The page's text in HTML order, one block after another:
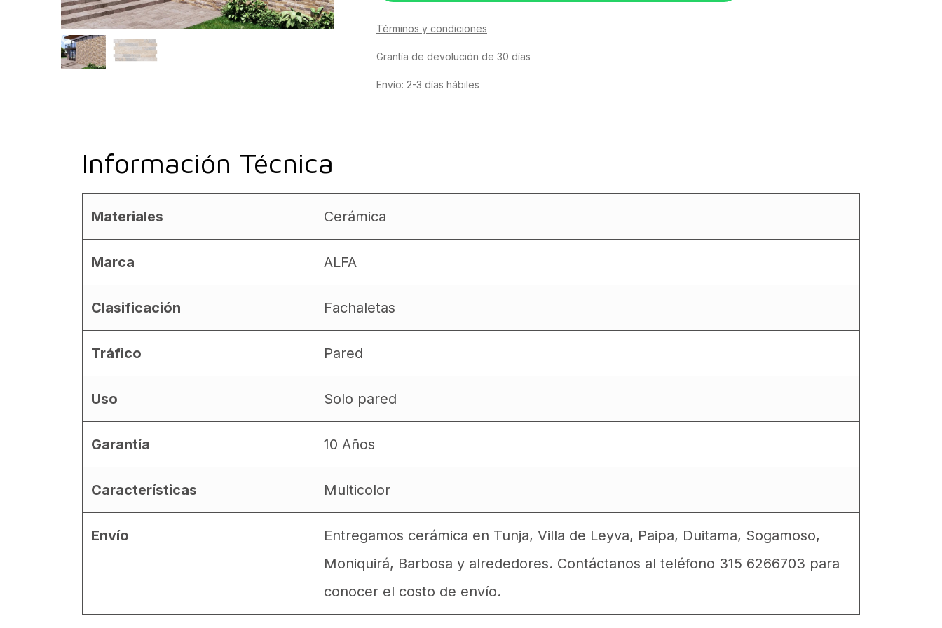
Términos y condiciones
Grantía de devolución de 30 días
Envío: 2-3 días hábiles
Información Técnica
Materiales Cerámica
Marca ALFA
Clasificación Fachaletas
Tráfico Pared
Uso Solo pared
Garantía 10 Años
Características Multicolor
Envío
Entregamos cerámica en Tunja, Villa de Leyva, Paipa, Duitama, Sogamoso,
Moniquirá, Barbosa y alrededores. Contáctanos al teléfono 315 6266703 para
conocer el costo de envío.